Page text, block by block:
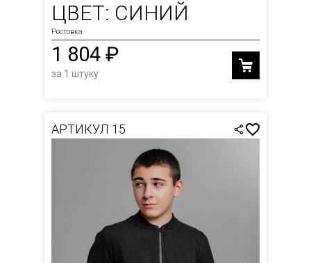
ЦВЕТ: СИНИЙ
Ростовка
1 804 ₽
за 1 штуку
АРТИКУЛ 15